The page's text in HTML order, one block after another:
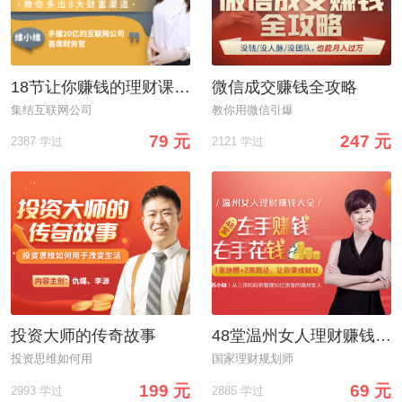
18节让你赚钱的理财课：让你从“没钱理财”到“年收益10万”
集结互联网公司
2387 学过 79 元
微信成交赚钱全攻略
教你用微信引爆
2121 学过 247 元
投资大师的传奇故事
投资思维如何用
2993 学过 199 元
48堂温州女人理财赚钱大全：教你管钱、花钱、赚钱，变身“财女”!
国家理财规划师
2885 学过 69 元